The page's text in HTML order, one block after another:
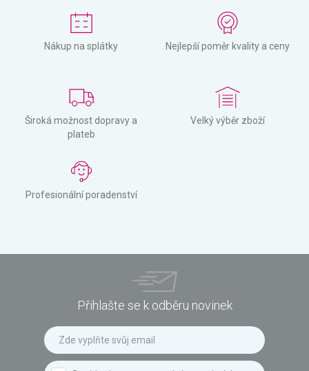
Nákup na splátky Nejlepší poměr kvality a ceny
Široká možnost dopravy a
plateb
Velký výběr zboží
Profesionální poradenství
Přihlašte se k odběru novinek